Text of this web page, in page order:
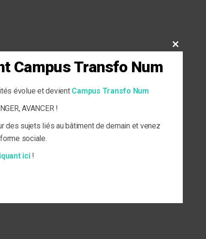
CLOSE
Campus Transfo Num
évolue et devient Campus Transfo Num
AVANCER !
des sujets liés au bâtiment de demain et venez
sociale.
ici!